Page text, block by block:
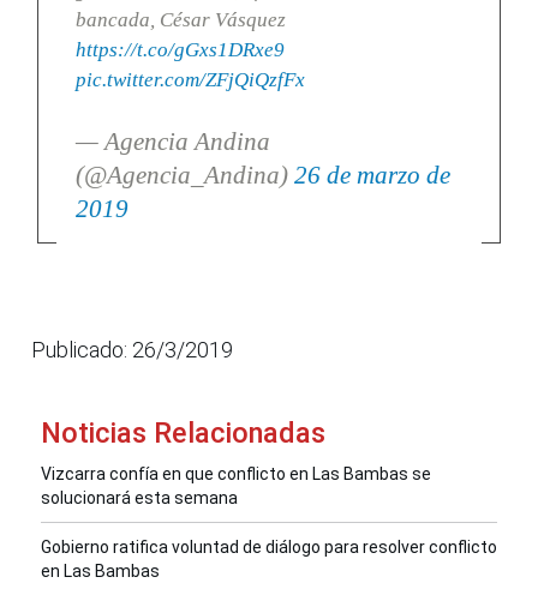
bancada, César Vásquez
https://t.co/gGxs1DRxe9
pic.twitter.com/ZFjQiQzfFx
— Agencia Andina
(@Agencia_Andina) 26 de marzo de
2019
Publicado: 26/3/2019
Noticias Relacionadas
Vizcarra confía en que conflicto en Las Bambas se
solucionará esta semana
Gobierno ratifica voluntad de diálogo para resolver conflicto
en Las Bambas